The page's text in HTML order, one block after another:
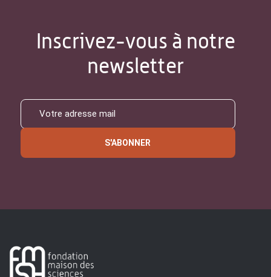
Inscrivez-vous à notre
newsletter
S'ABONNER